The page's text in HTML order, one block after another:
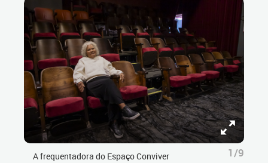
A frequentadora do Espaço Conviver
1/9